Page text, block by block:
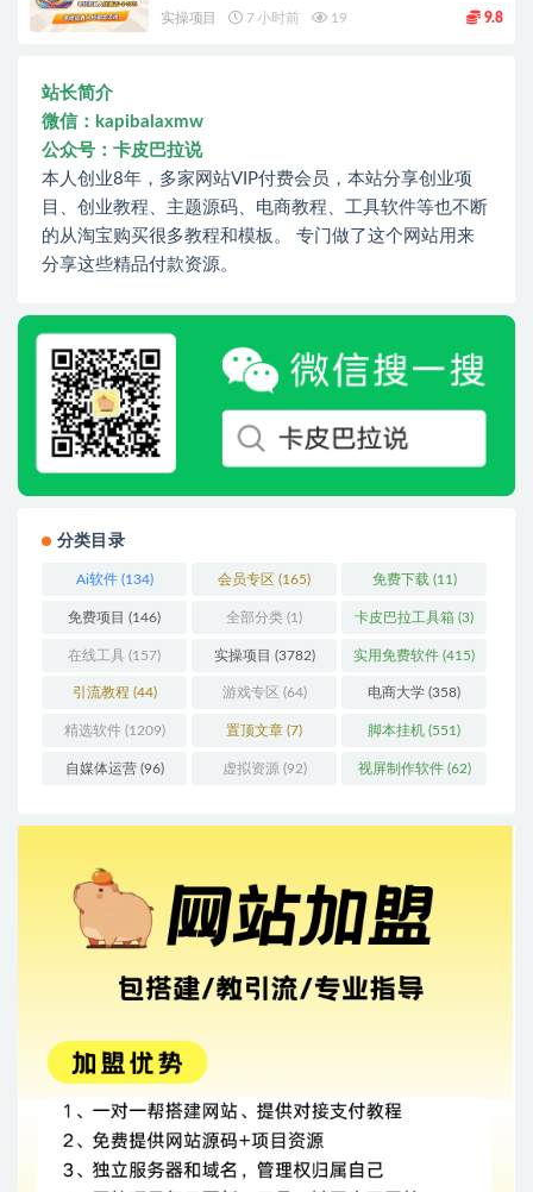
实操项目 7 小时前 19 9.8
站长简介
微信：kapibalaxmw
公众号：卡皮巴拉说
本人创业8年，多家网站VIP付费会员，本站分享创业项
目、创业教程、主题源码、电商教程、工具软件等也不断
的从淘宝购买很多教程和模板。 专门做了这个网站用来
分享这些精品付款资源。
分类目录
Ai软件(134) 会员专区 (165) 免费下载 (11)
免费项目 (146) 全部分类 (1) 卡皮巴拉工具箱 (3)
在线工具 (157) 实操项目 (3782) 实用免费软件 (415)
引流教程 (44) 游戏专区 (64) 电商大学 (358)
精选软件(1209) 置顶文章 (7) 脚本挂机 (551)
自媒体运营(96) 虚拟资源 (92) 视屏制作软件(62)